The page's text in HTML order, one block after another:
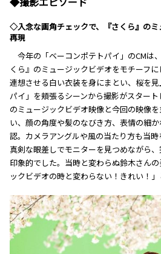
◇入念な画角チェックで、『さくら』の
再現
今年の「ベーコンポテトパイ」のCMは
くら』のミュージックビデオをモチーフ
連想させる白い衣装を身にまとい、桜を
パイ」を頬張るシーンから撮影がスター
のミュージックビデオ映像と今回の映像
い、顔の角度や髪のなびき方、表情の細
認。カメラアングルや風の当たり方も当
真剣な眼差しでモニターを見つめながら
印象的でした。当時と変わらぬ鈴木さん
ックビデオの時と変わらない！きれい！」